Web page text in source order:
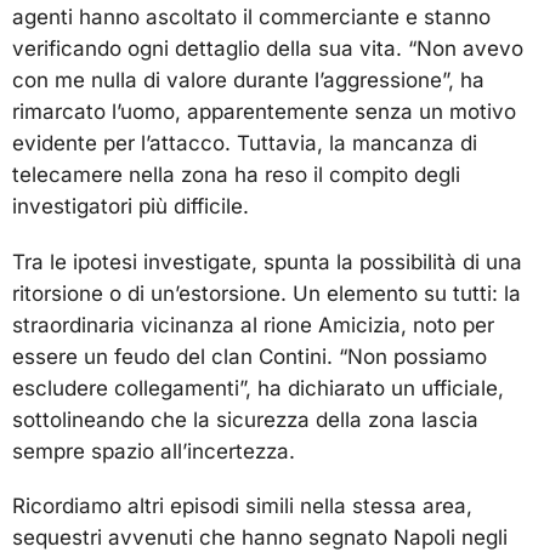
agenti hanno ascoltato il commerciante e stanno
verificando ogni dettaglio della sua vita. “Non avevo
con me nulla di valore durante l’aggressione”, ha
rimarcato l’uomo, apparentemente senza un motivo
evidente per l’attacco. Tuttavia, la mancanza di
telecamere nella zona ha reso il compito degli
investigatori più difficile.
Tra le ipotesi investigate, spunta la possibilità di una
ritorsione o di un’estorsione. Un elemento su tutti: la
straordinaria vicinanza al rione Amicizia, noto per
essere un feudo del clan Contini. “Non possiamo
escludere collegamenti”, ha dichiarato un ufficiale,
sottolineando che la sicurezza della zona lascia
sempre spazio all’incertezza.
Ricordiamo altri episodi simili nella stessa area,
sequestri avvenuti che hanno segnato Napoli negli